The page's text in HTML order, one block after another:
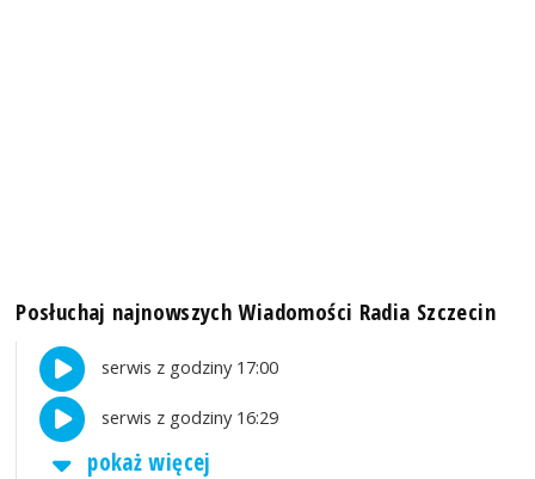
Posłuchaj najnowszych Wiadomości Radia Szczecin
serwis z godziny 17:00
serwis z godziny 16:29
pokaż więcej